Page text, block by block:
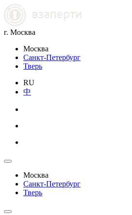
г. Москва
Москва
Санкт-Петербург
Тверь
RU
中
Москва
Санкт-Петербург
Тверь